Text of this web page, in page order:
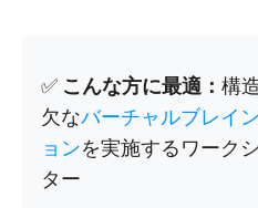
✅ こんな方に最適： 構
欠なバーチャルブレイ
ョンを実施するワーク
ター